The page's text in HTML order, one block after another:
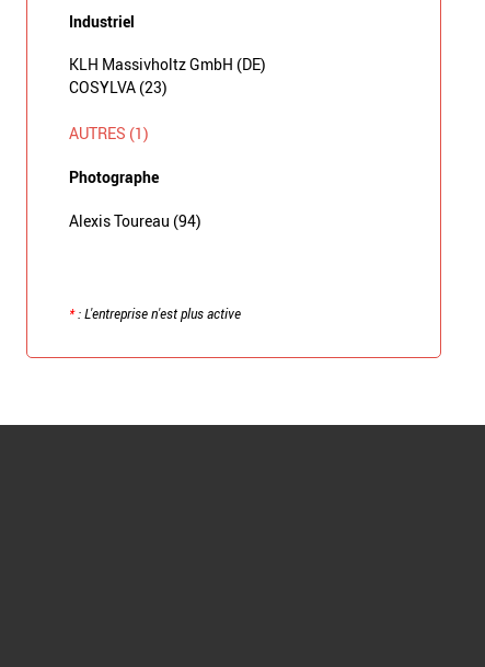
Industriel
KLH Massivholtz GmbH (DE)
COSYLVA (23)
AUTRES (1)
Photographe
Alexis Toureau (94)
*: L'entreprise n'est plus active